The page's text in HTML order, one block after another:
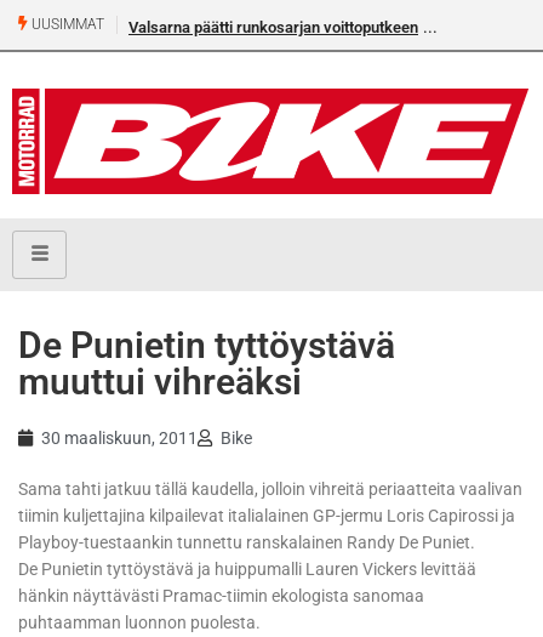
UUSIMMAT Valsarna päätti runkosarjan voittoputkeen
De Punietin tyttöystävä
muuttui vihreäksi
30 maaliskuun, 2011 Bike
Sama tahti jatkuu tällä kaudella, jolloin vihreitä periaatteita vaalivan
tiimin kuljettajina kilpailevat italialainen GP-jermu Loris Capirossi ja
Playboy-tuestaankin tunnettu ranskalainen Randy De Puniet.
De Punietin tyttöystävä ja huippumalli Lauren Vickers levittää
hänkin näyttävästi Pramac-tiimin ekologista sanomaa
puhtaamman luonnon puolesta.